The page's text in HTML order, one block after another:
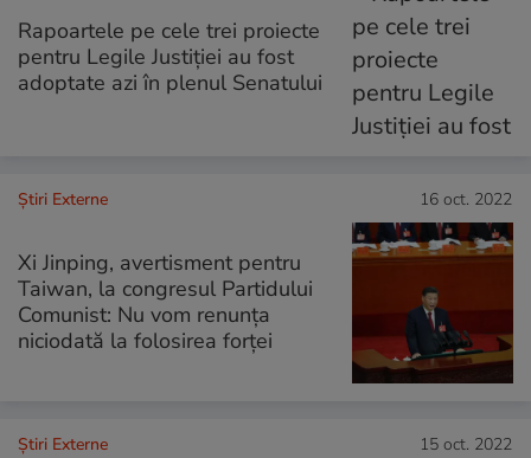
Rapoartele pe cele trei proiecte
pentru Legile Justiției au fost
adoptate azi în plenul Senatului
Știri Externe 16 oct. 2022
Xi Jinping, avertisment pentru
Taiwan, la congresul Partidului
Comunist: Nu vom renunţa
niciodată la folosirea forţei
Știri Externe 15 oct. 2022